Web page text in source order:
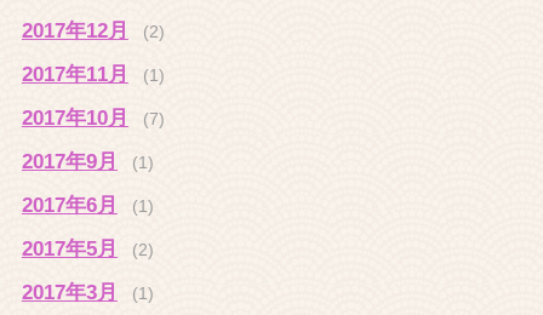
2017年12月 (2)
2017年11月 (1)
2017年10月 (7)
2017年9月 (1)
2017年6月 (1)
2017年5月 (2)
2017年3月 (1)